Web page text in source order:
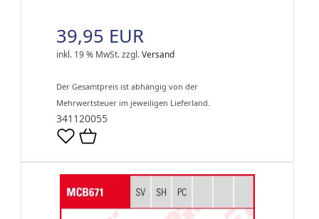
39,95 EUR
inkl. 19 % MwSt.zzgl.Versand
Der Gesamtpreis ist abhängig von der
Mehrwertsteuer im jeweiligen Lieferland.
341120055